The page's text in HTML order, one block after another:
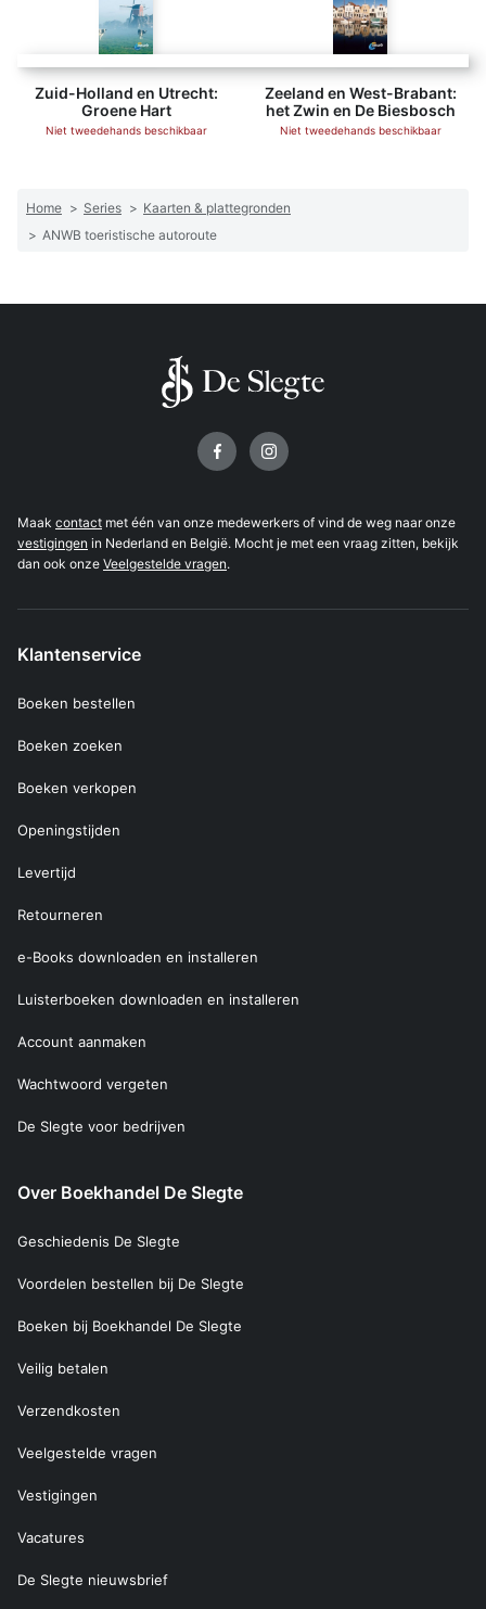
Zuid-Holland en Utrecht:
Groene Hart
Niet tweedehands beschikbaar
Zeeland en West-Brabant:
het Zwin en De Biesbosch
Niet tweedehands beschikbaar
Home > Series > Kaarten & plattegronden
> ANWB toeristische autoroute
Maak contact met één van onze medewerkers of vind de weg naar onze
vestigingen in Nederland en België. Mocht je met een vraag zitten, bekijk
dan ook onze Veelgestelde vragen.
Klantenservice
Boeken bestellen
Boeken zoeken
Boeken verkopen
Openingstijden
Levertijd
Retourneren
e-Books downloaden en installeren
Luisterboeken downloaden en installeren
Account aanmaken
Wachtwoord vergeten
De Slegte voor bedrijven
Over Boekhandel De Slegte
Geschiedenis De Slegte
Voordelen bestellen bij De Slegte
Boeken bij Boekhandel De Slegte
Veilig betalen
Verzendkosten
Veelgestelde vragen
Vestigingen
Vacatures
De Slegte nieuwsbrief